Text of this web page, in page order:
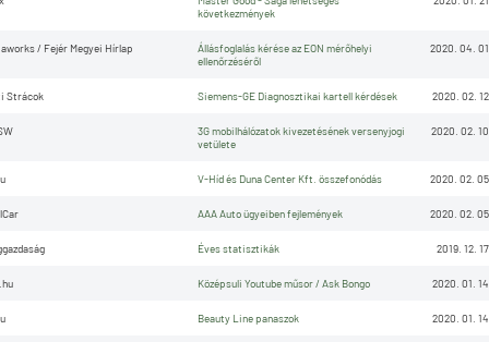
következmények
/ Fejér Megyei Hírlap
Állásfoglalás kérése az EON mérőhelyi
ellenőrzéséről
2020. 04. 01
Strácok Siemens-GE Diagnosztikai kartell kérdések 2020. 02. 12
3G mobilhálózatok kivezetésének versenyjogi
vetülete
2020. 02. 10
V-Híd és Duna Center Kft. összefonódás 2020. 02. 05
AAA Auto ügyeiben fejlemények 2020. 02. 05
Éves statisztikák 2019. 12. 17
Középsuli Youtube műsor / Ask Bongo 2020. 01. 14
Beauty Line panaszok 2020. 01. 14